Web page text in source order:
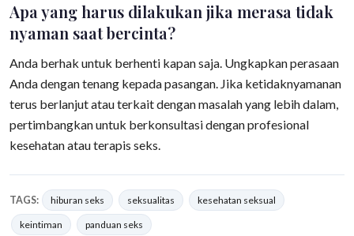
Apa yang harus dilakukan jika merasa tidak
nyaman saat bercinta?
Anda berhak untuk berhenti kapan saja. Ungkapkan perasaan
Anda dengan tenang kepada pasangan. Jika ketidaknyamanan
terus berlanjut atau terkait dengan masalah yang lebih dalam,
pertimbangkan untuk berkonsultasi dengan profesional
kesehatan atau terapis seks.
TAGS: hiburan seks seksualitas kesehatan seksual
keintiman panduan seks